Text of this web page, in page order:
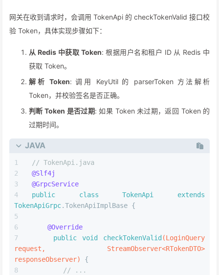
网关在收到请求时，会调用 TokenApi 的 checkTokenValid 接口校
验 Token，具体实现步骤如下：
从 Redis 中获取 Token: 根据用户名和租户 ID 从 Redis 中
获取 Token。
解析 Token: 调用 KeyUtil 的 parserToken 方法解析
Token，并校验签名是否正确。
判断 Token 是否过期: 如果 Token 未过期，返回 Token 的
过期时间。
JAVA
// TokenApi.java
@Slf4j
@GrpcService
public
class TokenApi
extends
TokenApiGrpc.TokenApiImplBase {
@Override
public
void checkTokenValid (LoginQuery
request, StreamObserver<RTokenDTO>
responseObserver)
{
// ...